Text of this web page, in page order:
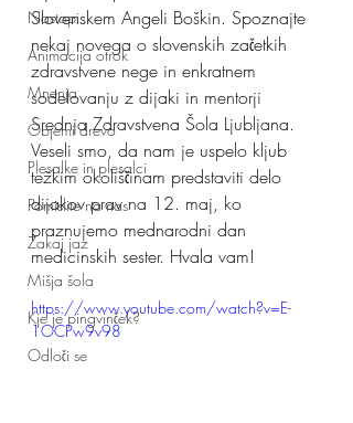
Nastopi
Animacija otrok
Mnenja
Objemi drevo
Plesalke in plesalci
Pomislite na nas
Zakaj jaz
Mišja šola
Kje je pingvinček?
Odloči se
Slovenskem Angeli Boškin. Spoznajte
nekaj novega o slovenskih začetkih
zdravstvene nege in enkratnem
sodelovanju z dijaki in mentorji
Srednja Zdravstvena Šola Ljubljana.
Veseli smo, da nam je uspelo kljub
težkim okoliščinam predstaviti delo
dijakov prav na 12. maj, ko
praznujemo mednarodni dan
medicinskih sester. Hvala vam!
https://www.youtube.com/watch?v=E-
1OCPw9v98